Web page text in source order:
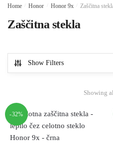
Home Honor Honor 9x Zaščitna
Zaščitna stekla
Show Filters
Showing
-32%